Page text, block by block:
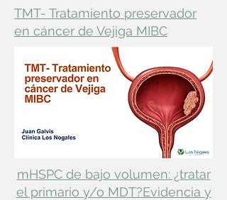
TMT- Tratamiento preservador
en cáncer de Vejiga MIBC
mHSPC de bajo volumen: ¿tratar
el primario y/o MDT?Evidencia y